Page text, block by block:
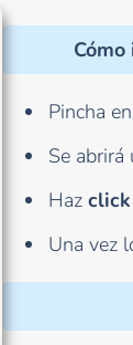
Pincha
Se abrirá
Haz
Una vez